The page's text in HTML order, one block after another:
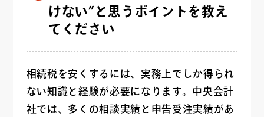
けない”と思うポイントを教え
てください
相続税を安くするには、実務上でしか得られ
ない知識と経験が必要になります。中央会計
社では、多くの相談実績と申告受注実績があ